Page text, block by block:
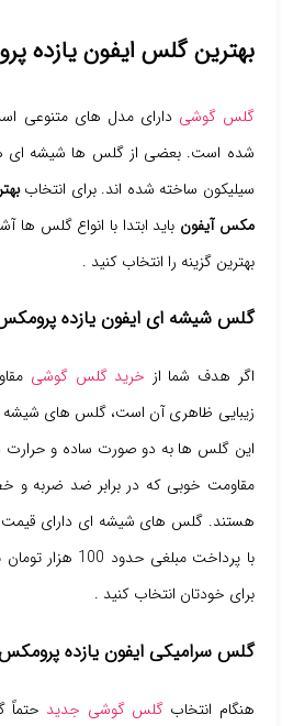
بهترین گلس ایفون یازده
گلس گوشی دارای مدل های متنوعی
شده است. بعضی از گلس ها شیشه ای
سیلیکون ساخته شده اند. برای انتخاب
مکس آیفون باید ابتدا با انواع گلس ها
بهترین گزینه را انتخاب کنید .
گلس شیشه ای ایفون یازده
اگر هدف شما از خرید گلس گوشی
زیبایی ظاهری آن است، گلس های شیشه
این گلس ها به دو صورت ساده و حرارت
مقاومت خوبی که در برابر ضد ضربه و
هستند. گلس های شیشه ای دارای قیمت
با پرداخت مبلغی حدود 100 هزار تومان یک
برای خودتان انتخاب کنید .
گلس سرامیکی ایفون یازده
هنگام انتخابگلس گوشی جدید حتماً